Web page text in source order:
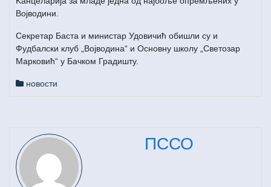
Војводини.
Секретар Баста и министар Удовичић обишли су и
Фудбалски клуб „Војводина“ и Основну школу „Светозар
Марковић“ у Бачком Градишту.
новости
ПССО